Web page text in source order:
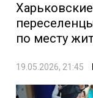
по месту
19.05.2026, 21:45